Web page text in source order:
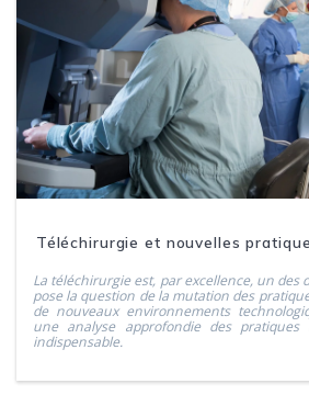
Téléchirurgie et nouvelles
La téléchirurgie est, par excellence, un des
pose la question de la mutation des
de nouveaux environnements
une analyse approfondie des pratiques
indispensable.